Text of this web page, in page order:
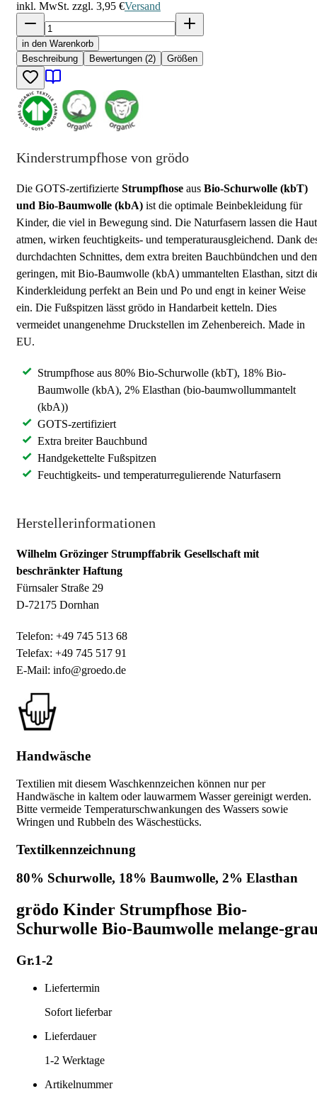
inkl. MwSt. zzgl. 3,95 €Versand
in den Warenkorb
Beschreibung
Bewertungen (2) Größen
Kinderstrumpfhose von grödo
Die GOTS-zertifizierte Strumpfhose aus Bio-Schurwolle (kbT)
und Bio-Baumwolle (kbA) ist die optimale Beinbekleidung für
Kinder, die viel in Bewegung sind. Die Naturfasern lassen die Haut
atmen, wirken feuchtigkeits- und temperaturausgleichend. Dank
durchdachten Schnittes, dem extra breiten Bauchbündchen und
geringen, mit Bio-Baumwolle (kbA) ummantelten Elasthan, sitzt
Kinderkleidung perfekt an Bein und Po und engt in keiner Weise
ein. Die Fußspitzen lässt grödo in Handarbeit ketteln. Dies
vermeidet unangenehme Druckstellen im Zehenbereich. Made in
EU.
Strumpfhose aus 80% Bio-Schurwolle (kbT), 18% Bio-
Baumwolle (kbA), 2% Elasthan (bio-baumwollummantelt
(kbA))
GOTS-zertifiziert
Extra breiter Bauchbund
Handgekettelte Fußspitzen
Feuchtigkeits- und temperaturregulierende Naturfasern
Herstellerinformationen
Wilhelm Grözinger Strumpffabrik Gesellschaft mit
beschränkter Haftung
Fürnsaler Straße 29
D-72175 Dornhan
Telefon: +49 745 513 68
Telefax: +49 745 517 91
E-Mail: info@groedo.de
Handwäsche
Textilien mit diesem Waschkennzeichen können nur per
Handwäsche in kaltem oder lauwarmem Wasser gereinigt werden.
Bitte vermeide Temperaturschwankungen des Wassers sowie
Wringen und Rubbeln des Wäschestücks.
Textilkennzeichnung
80% Schurwolle, 18% Baumwolle, 2% Elasthan
grödo Kinder Strumpfhose Bio-
Schurwolle Bio-Baumwolle melange-
Gr.1-2
Liefertermin
Sofort lieferbar
Lieferdauer
1-2 Werktage
Artikelnummer